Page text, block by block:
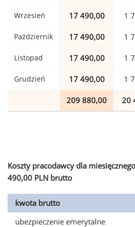
Wrzesień 17 490,00 1
Październik 17 490,00 1
Listopad 17 490,00 1
Grudzień 17 490,00 1
209 880,00 20
Koszty pracodawcy dla
490,00 PLN brutto
kwota brutto
ubezpieczenie emerytalne